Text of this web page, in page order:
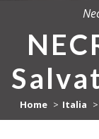
Home Italia